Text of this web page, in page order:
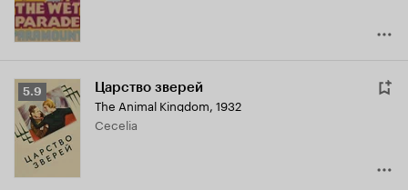
Рейтинг
Кинопоиска
5.9
5.9 Царство зверей
The Animal Kingdom, 1932
Cecelia